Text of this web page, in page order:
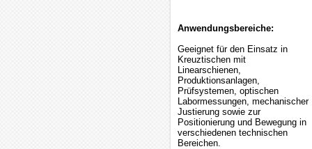
Anwendungsbereiche:
Geeignet für den Einsatz in
Kreuztischen mit
Linearschienen,
Produktionsanlagen,
Prüfsystemen, optischen
Labormessungen, mechanischer
Justierung sowie zur
Positionierung und Bewegung in
verschiedenen technischen
Bereichen.